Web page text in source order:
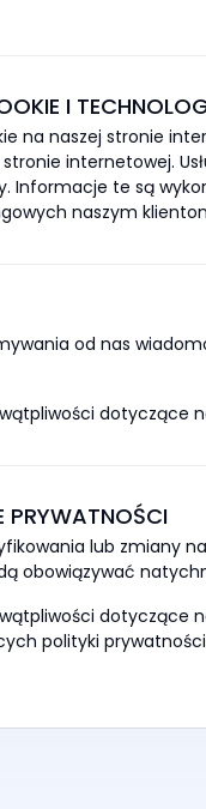
I
na naszej stronie
internetowej.
Informacje te są
naszym
od nas
dotyczące
PRYWATNOŚCI
lub zmiany
obowiązywać
dotyczące
polityki